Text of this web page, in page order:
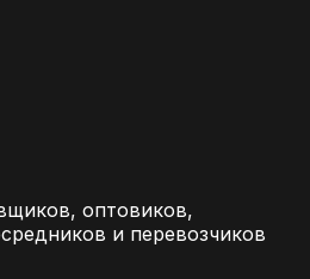
оптовиков,
и перевозчиков